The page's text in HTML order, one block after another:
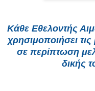
Κάθε Εθελοντής
χρησιμοποιήσει
σε περίπτωση
δικής